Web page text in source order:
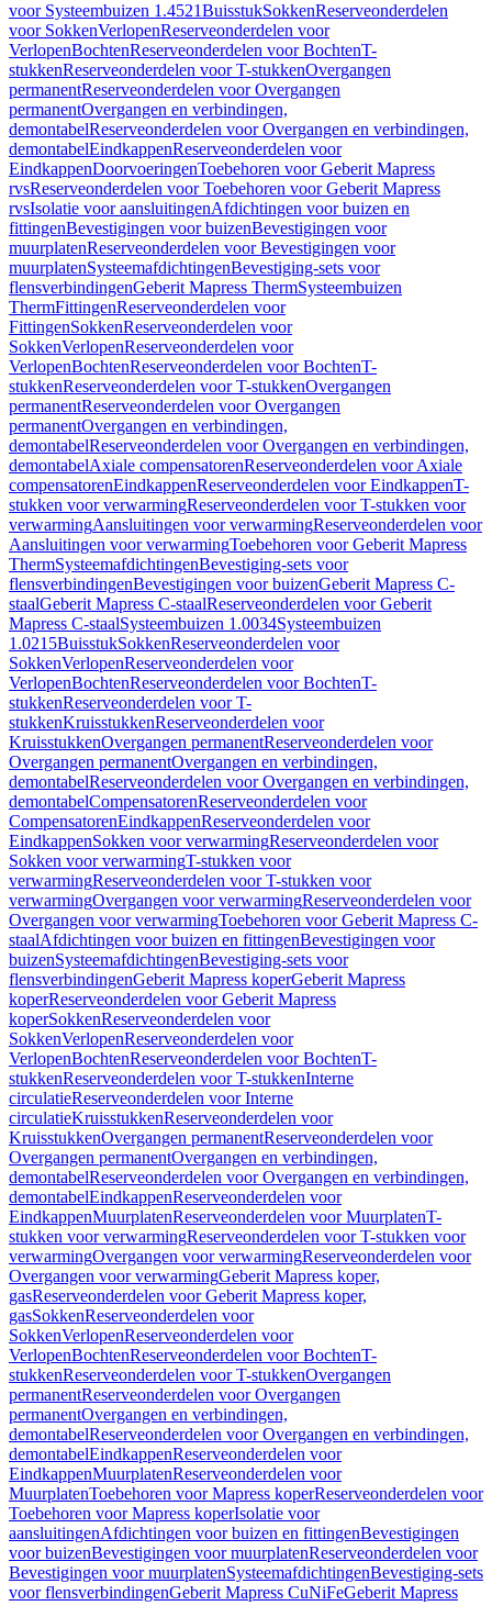
voor Systeembuizen 1.4521BuisstukSokkenReserveonderdelen
voor SokkenVerlopenReserveonderdelen voor
VerlopenBochtenReserveonderdelen voor BochtenT-
stukkenReserveonderdelen voor T-stukkenOvergangen
permanentReserveonderdelen voor Overgangen
permanentOvergangen en verbindingen,
demontabelReserveonderdelen voor Overgangen en verbindingen,
demontabelEindkappenReserveonderdelen voor
EindkappenDoorvoeringenToebehoren voor Geberit Mapress
rvsReserveonderdelen voor Toebehoren voor Geberit Mapress
rvsIsolatie voor aansluitingenAfdichtingen voor buizen en
fittingenBevestigingen voor buizenBevestigingen voor
muurplatenReserveonderdelen voor Bevestigingen voor
muurplatenSysteemafdichtingenBevestiging-sets voor
flensverbindingenGeberit Mapress ThermSysteembuizen
ThermFittingenReserveonderdelen voor
FittingenSokkenReserveonderdelen voor
SokkenVerlopenReserveonderdelen voor
VerlopenBochtenReserveonderdelen voor BochtenT-
stukkenReserveonderdelen voor T-stukkenOvergangen
permanentReserveonderdelen voor Overgangen
permanentOvergangen en verbindingen,
demontabelReserveonderdelen voor Overgangen en verbindingen,
demontabelAxiale compensatorenReserveonderdelen voor Axiale
compensatorenEindkappenReserveonderdelen voor EindkappenT-
stukken voor verwarmingReserveonderdelen voor T-stukken voor
verwarmingAansluitingen voor verwarmingReserveonderdelen voor
Aansluitingen voor verwarmingToebehoren voor Geberit Mapress
ThermSysteemafdichtingenBevestiging-sets voor
flensverbindingenBevestigingen voor buizenGeberit Mapress C-
staalGeberit Mapress C-staalReserveonderdelen voor Geberit
Mapress C-staalSysteembuizen 1.0034Systeembuizen
1.0215BuisstukSokkenReserveonderdelen voor
SokkenVerlopenReserveonderdelen voor
VerlopenBochtenReserveonderdelen voor BochtenT-
stukkenReserveonderdelen voor T-
stukkenKruisstukkenReserveonderdelen voor
KruisstukkenOvergangen permanentReserveonderdelen voor
Overgangen permanentOvergangen en verbindingen,
demontabelReserveonderdelen voor Overgangen en verbindingen,
demontabelCompensatorenReserveonderdelen voor
CompensatorenEindkappenReserveonderdelen voor
EindkappenSokken voor verwarmingReserveonderdelen voor
Sokken voor verwarmingT-stukken voor
verwarmingReserveonderdelen voor T-stukken voor
verwarmingOvergangen voor verwarmingReserveonderdelen voor
Overgangen voor verwarmingToebehoren voor Geberit Mapress C-
staalAfdichtingen voor buizen en fittingenBevestigingen voor
buizenSysteemafdichtingenBevestiging-sets voor
flensverbindingenGeberit Mapress koperGeberit Mapress
koperReserveonderdelen voor Geberit Mapress
koperSokkenReserveonderdelen voor
SokkenVerlopenReserveonderdelen voor
VerlopenBochtenReserveonderdelen voor BochtenT-
stukkenReserveonderdelen voor T-stukkenInterne
circulatieReserveonderdelen voor Interne
circulatieKruisstukkenReserveonderdelen voor
KruisstukkenOvergangen permanentReserveonderdelen voor
Overgangen permanentOvergangen en verbindingen,
demontabelReserveonderdelen voor Overgangen en verbindingen,
demontabelEindkappenReserveonderdelen voor
EindkappenMuurplatenReserveonderdelen voor MuurplatenT-
stukken voor verwarmingReserveonderdelen voor T-stukken voor
verwarmingOvergangen voor verwarmingReserveonderdelen voor
Overgangen voor verwarmingGeberit Mapress koper,
gasReserveonderdelen voor Geberit Mapress koper,
gasSokkenReserveonderdelen voor
SokkenVerlopenReserveonderdelen voor
VerlopenBochtenReserveonderdelen voor BochtenT-
stukkenReserveonderdelen voor T-stukkenOvergangen
permanentReserveonderdelen voor Overgangen
permanentOvergangen en verbindingen,
demontabelReserveonderdelen voor Overgangen en verbindingen,
demontabelEindkappenReserveonderdelen voor
EindkappenMuurplatenReserveonderdelen voor
MuurplatenToebehoren voor Mapress koperReserveonderdelen voor
Toebehoren voor Mapress koperIsolatie voor
aansluitingenAfdichtingen voor buizen en fittingenBevestigingen
voor buizenBevestigingen voor muurplatenReserveonderdelen voor
Bevestigingen voor muurplatenSysteemafdichtingenBevestiging-sets
voor flensverbindingenGeberit Mapress CuNiFeGeberit Mapress